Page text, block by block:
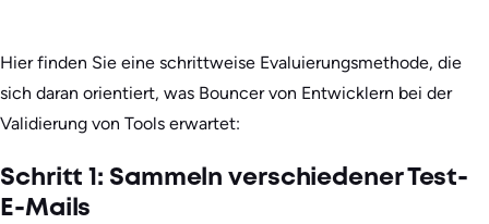
Hier finden Sie eine schrittweise Evaluierungsmethode, die
sich daran orientiert, was Bouncer von Entwicklern bei der
Validierung von Tools erwartet:
Schritt 1: Sammeln verschiedener Test-
E-Mails